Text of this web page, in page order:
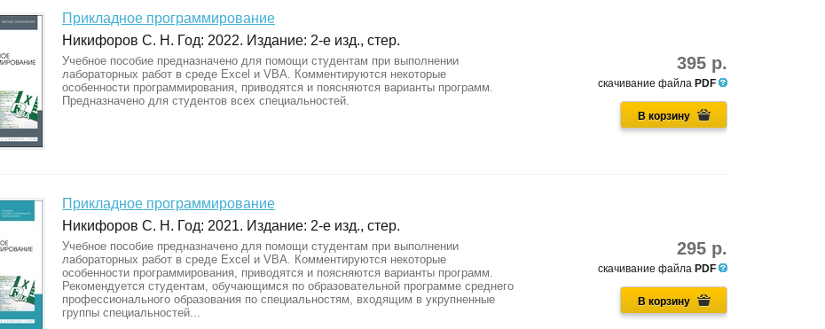
Прикладное программирование
Никифоров С. Н. Год: 2022. Издание: 2-е изд., стер.
395 р.
скачивание файла PDF
В корзину
Учебное пособие предназначено для помощи студентам при выполнении
лабораторных работ в среде Excel и VBA. Комментируются некоторые
особенности программирования, приводятся и поясняются варианты программ.
Предназначено для студентов всех специальностей.
Прикладное программирование
Никифоров С. Н. Год: 2021. Издание: 2-е изд., стер.
295 р.
скачивание файла PDF
В корзину
Учебное пособие предназначено для помощи студентам при выполнении
лабораторных работ в среде Excel и VBA. Комментируются некоторые
особенности программирования, приводятся и поясняются варианты программ.
Рекомендуется студентам, обучающимся по образовательной программе среднего
профессионального образования по специальностям, входящим в укрупненные
группы специальностей...